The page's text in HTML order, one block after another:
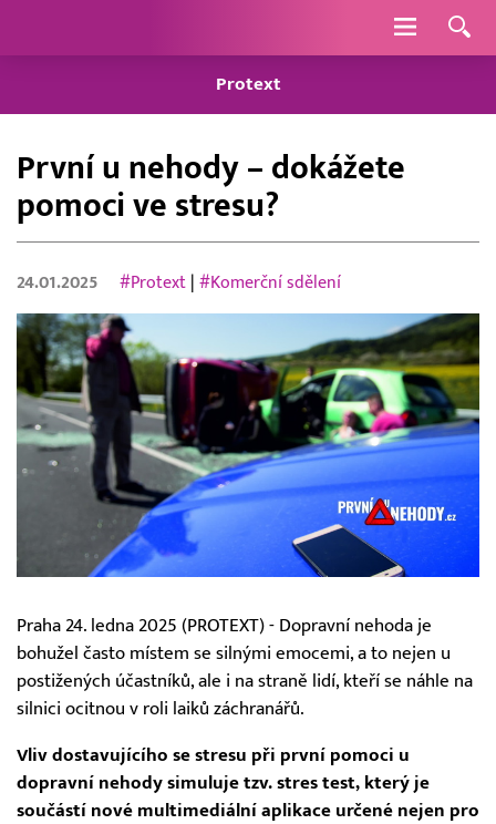
Navigace
Protext
První u nehody – dokážete
pomoci ve stresu?
24.01.2025 #Protext |#Komerční sdělení
Praha 24. ledna 2025 (PROTEXT) - Dopravní nehoda je
bohužel často místem se silnými emocemi, a to nejen u
postižených účastníků, ale i na straně lidí, kteří se náhle na
silnici ocitnou v roli laiků záchranářů.
Vliv dostavujícího se stresu při první pomoci u
dopravní nehody simuluje tzv. stres test, který je
součástí nové multimediální aplikace určené nejen pro